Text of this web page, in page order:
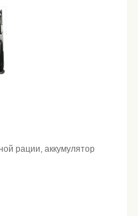
рации, аккумулятор